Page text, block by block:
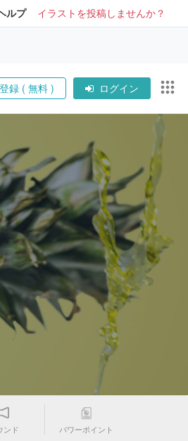
ルプ イラストを投稿しませんか？
録 ( 無料 ) ログイン
ンド パワーポイント